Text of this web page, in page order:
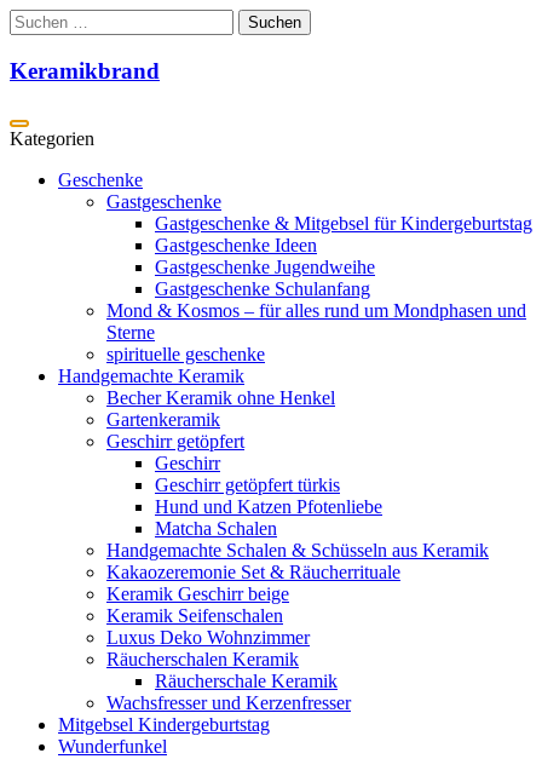
Zum
Inhalt
springen
Suchen
nach:
Keramikbrand
Geschenke
Gastgeschenke
Gastgeschenke & Mitgebsel für Kindergeburtstag
Gastgeschenke Ideen
Gastgeschenke Jugendweihe
Gastgeschenke Schulanfang
Mond & Kosmos – für alles rund um Mondphasen und
Sterne
spirituelle geschenke
Handgemachte Keramik
Becher Keramik ohne Henkel
Gartenkeramik
Geschirr getöpfert
Geschirr
Geschirr getöpfert türkis
Hund und Katzen Pfotenliebe
Matcha Schalen
Handgemachte Schalen & Schüsseln aus Keramik
Kakaozeremonie Set & Räucherrituale
Keramik Geschirr beige
Keramik Seifenschalen
Luxus Deko Wohnzimmer
Räucherschalen Keramik
Räucherschale Keramik
Wachsfresser und Kerzenfresser
Mitgebsel Kindergeburtstag
Wunderfunkel